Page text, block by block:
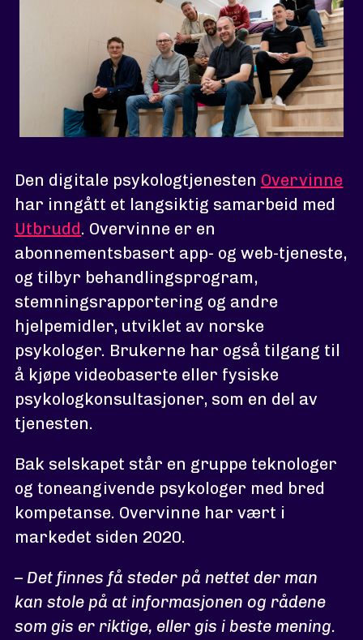
Den digitale psykologtjenesten Overvinne
har inngått et langsiktig samarbeid med
Utbrudd. Overvinne er en
abonnementsbasert app- og web-tjeneste,
og tilbyr behandlingsprogram,
stemningsrapportering og andre
hjelpemidler, utviklet av norske
psykologer. Brukerne har også tilgang til
å kjøpe videobaserte eller fysiske
psykologkonsultasjoner, som en del av
tjenesten.
Bak selskapet står en gruppe teknologer
og toneangivende psykologer med bred
kompetanse. Overvinne har vært i
markedet siden 2020.
– Det finnes få steder på nettet der man
kan stole på at informasjonen og rådene
som gis er riktige, eller gis i beste mening.